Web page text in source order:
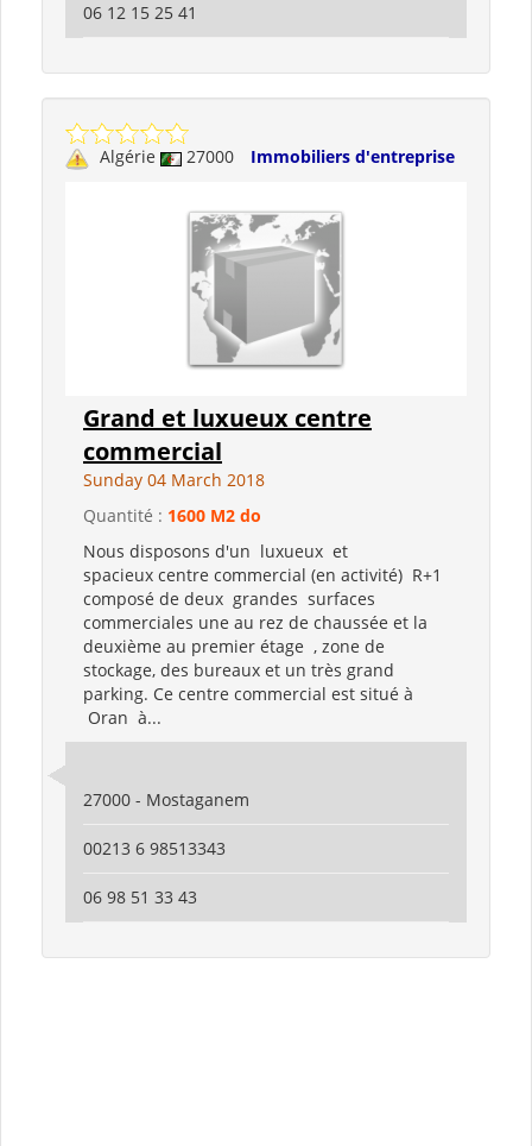
06 12 15 25 41
Algérie 27000 Immobiliers d'entreprise
Grand et luxueux centre
commercial
Sunday 04 March 2018
Quantité : 1600 M2 do
Nous disposons d'un luxueux et
spacieux centre commercial (en activité) R+1
composé de deux grandes surfaces
commerciales une au rez de chaussée et la
deuxième au premier étage , zone de
stockage, des bureaux et un très grand
parking. Ce centre commercial est situé à
Oran à...
27000 - Mostaganem
00213 6 98513343
06 98 51 33 43